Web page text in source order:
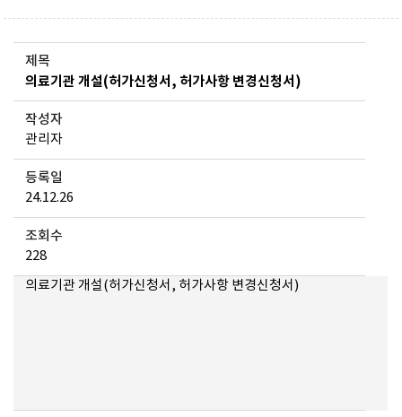
제목
의료기관 개설(허가신청서, 허가사항 변경신청서)
작성자
관리자
등록일
24.12.26
조회수
228
의료기관 개설(허가신청서, 허가사항 변경신청서)